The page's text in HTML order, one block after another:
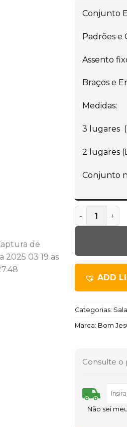
Conjunto
Padrões e
Assento
Braços e
Medidas:
3 lugares
2 lugares
Conjunto
ADD
Categorias:
Marca: Bom
Consulte o
Não sei